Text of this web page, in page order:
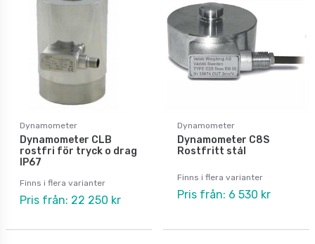
Dynamometer
Dynamometer CLB
rostfri för tryck o drag
IP67
Finns i flera varianter
Pris från: 22 250 kr
Dynamometer
Dynamometer C8S
Rostfritt stål
Finns i flera varianter
Pris från: 6 530 kr